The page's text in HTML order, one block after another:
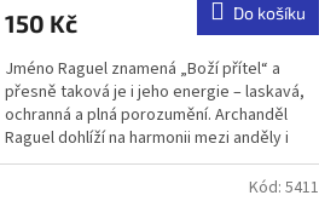
150 Kč Do košíku
Jméno Raguel znamená „Boží přítel“ a
přesně taková je i jeho energie – laskavá,
ochranná a plná porozumění. Archanděl
Raguel dohlíží na harmonii mezi anděly i
lidmi a pomáhá...
Kód: 5411